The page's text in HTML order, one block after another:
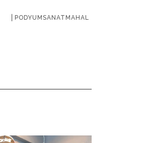
⎜PODYUMSANATMAHAL